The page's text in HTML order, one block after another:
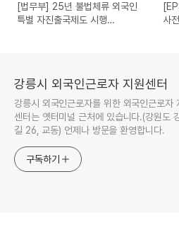
[법무부] 25년 불법체류 외국인
특별 자진출국제도 시행
사
강릉시 외국인근로자 지원센터
강릉시 외국인근로자를 위한 외국인근로자
센터는 옛터미널 근처에 있습니다.(강원도
길 26, 교동) 언제나 방문을 환영합니다.
구독하기